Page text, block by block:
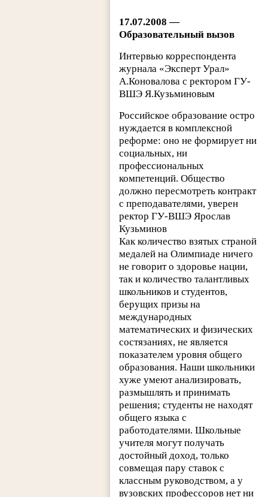
17.07.2008 —
Образовательный вызов
Интервью корреспондента
журнала «Эксперт Урал»
А.Коновалова с ректором ГУ-
ВШЭ Я.Кузьминовым
Российское образование остро
нуждается в комплексной
реформе: оно не формирует ни
социальных, ни
профессиональных
компетенций. Общество
должно пересмотреть контракт
с преподавателями, уверен
ректор ГУ-ВШЭ Ярослав
Кузьминов
Как количество взятых страной
медалей на Олимпиаде ничего
не говорит о здоровье нации,
так и количество талантливых
школьников и студентов,
берущих призы на
международных
математических и физических
состязаниях, не является
показателем уровня общего
образования. Наши школьники
хуже умеют анализировать,
размышлять и принимать
решения; студенты не находят
общего языка с
работодателями. Школьные
учителя могут получать
достойный доход, только
совмещая пару ставок с
классным руководством, а у
вузовских профессоров нет ни